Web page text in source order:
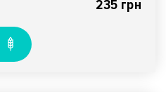
235 грн